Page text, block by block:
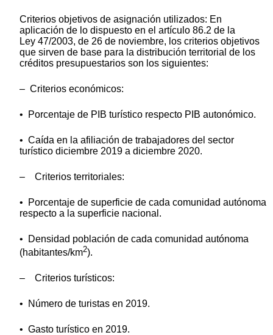
Criterios objetivos de asignación utilizados: En
aplicación de lo dispuesto en el artículo 86.2 de la
Ley 47/2003, de 26 de noviembre, los criterios objetivos
que sirven de base para la distribución territorial de los
créditos presupuestarios son los siguientes:
– Criterios económicos:
• Porcentaje de PIB turístico respecto PIB autonómico.
• Caída en la afiliación de trabajadores del sector
turístico diciembre 2019 a diciembre 2020.
– Criterios territoriales:
• Porcentaje de superficie de cada comunidad autónoma
respecto a la superficie nacional.
• Densidad población de cada comunidad autónoma
(habitantes/km2).
– Criterios turísticos:
• Número de turistas en 2019.
• Gasto turístico en 2019.